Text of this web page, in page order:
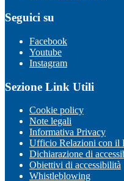
Seguici su
Facebook
Youtube
Instagram
Sezione Link Utili
Cookie policy
Note legali
Informativa Privacy
Ufficio Relazioni con il
Dichiarazione di
Obiettivi di accessibilità
Whistleblowing